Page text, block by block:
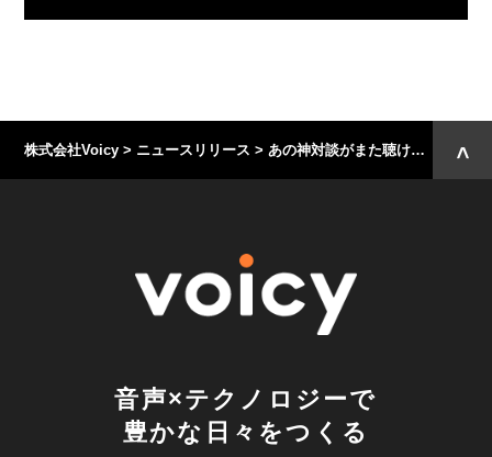
株式会社Voicy > ニュースリリース > あの神対談がまた聴ける！Voicy FES ’22チケット早期購入者特典として、昨年のVoicyフェスを厳選してお届け
音声×テクノロジーで
豊かな日々をつくる